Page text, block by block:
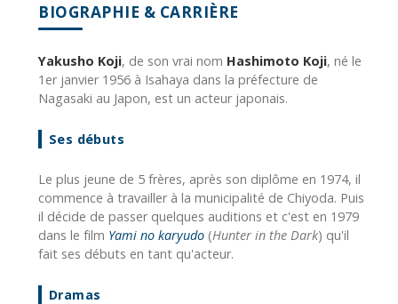
BIOGRAPHIE & CARRIÈRE
Yakusho Koji, de son vrai nom Hashimoto Koji, né le
1er janvier 1956 à Isahaya dans la préfecture de
Nagasaki au Japon, est un acteur japonais.
Ses débuts
Le plus jeune de 5 frères, après son diplôme en 1974, il
commence à travailler à la municipalité de Chiyoda. Puis
il décide de passer quelques auditions et c'est en 1979
dans le film Yami no karyudo (Hunter in the Dark) qu'il
fait ses débuts en tant qu'acteur.
Dramas